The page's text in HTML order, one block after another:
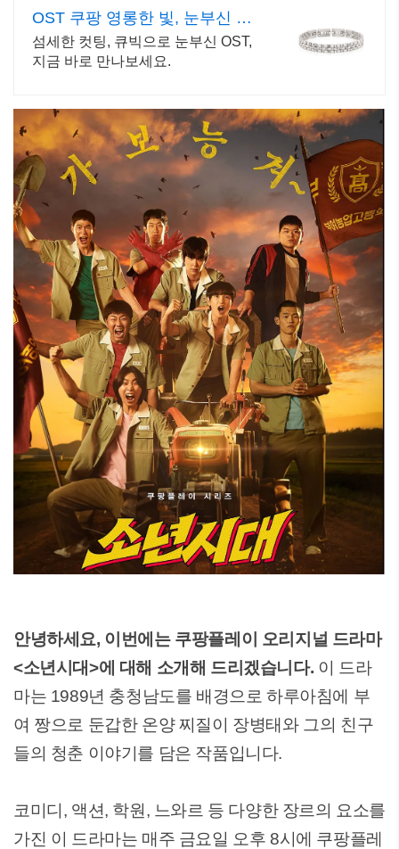
OST 쿠팡 영롱한 빛, 눈부신 반
짝임
섬세한 컷팅, 큐빅으로 눈부신 OST,
지금 바로 만나보세요.
안녕하세요, 이번에는 쿠팡플레이 오리지널 드라마
<소년시대>에 대해 소개해 드리겠습니다. 이 드라
마는 1989년 충청남도를 배경으로 하루아침에 부
여 짱으로 둔갑한 온양 찌질이 장병태와 그의 친구
들의 청춘 이야기를 담은 작품입니다.
코미디, 액션, 학원, 느와르 등 다양한 장르의 요소를
가진 이 드라마는 매주 금요일 오후 8시에 쿠팡플레